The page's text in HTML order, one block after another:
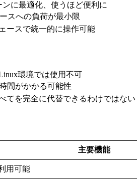
に最適化、使うほど便利に
スへの負荷が最小限
ースで統一的に操作可能
環境では使用不可
間がかかる可能性
てを完全に代替できるわけではない
主要機能
用可能